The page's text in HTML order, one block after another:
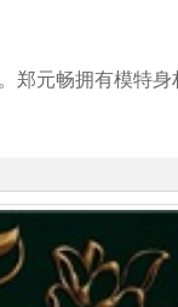
元畅拥有模特